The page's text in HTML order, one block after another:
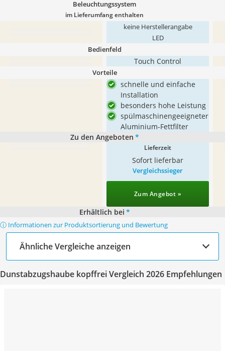
Beleuchtungssystem
im Lieferumfang enthalten
keine Herstellerangabe
LED
Bedienfeld
Touch Control
Vorteile
schnelle und einfache
Installation
besonders hohe Leistung
spülmaschinengeeigneter
Aluminium-Fettfilter
Zu den Angeboten *
Lieferzeit
Sofort lieferbar
Vergleichssieger
Zum Angebot »
Erhältlich bei *
ⓘ Informationen zur Produktsortierung und Bewertung
Ähnliche Vergleiche anzeigen
Dunstabzugshaube kopffrei Vergleich 2026 Empfehlungen